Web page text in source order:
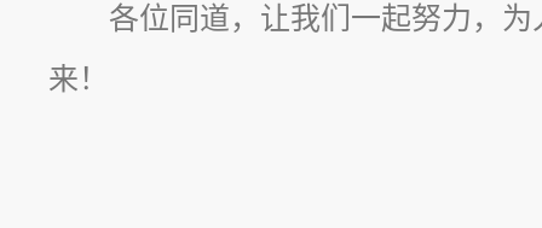
各位同道，让我们一起努力，
来！